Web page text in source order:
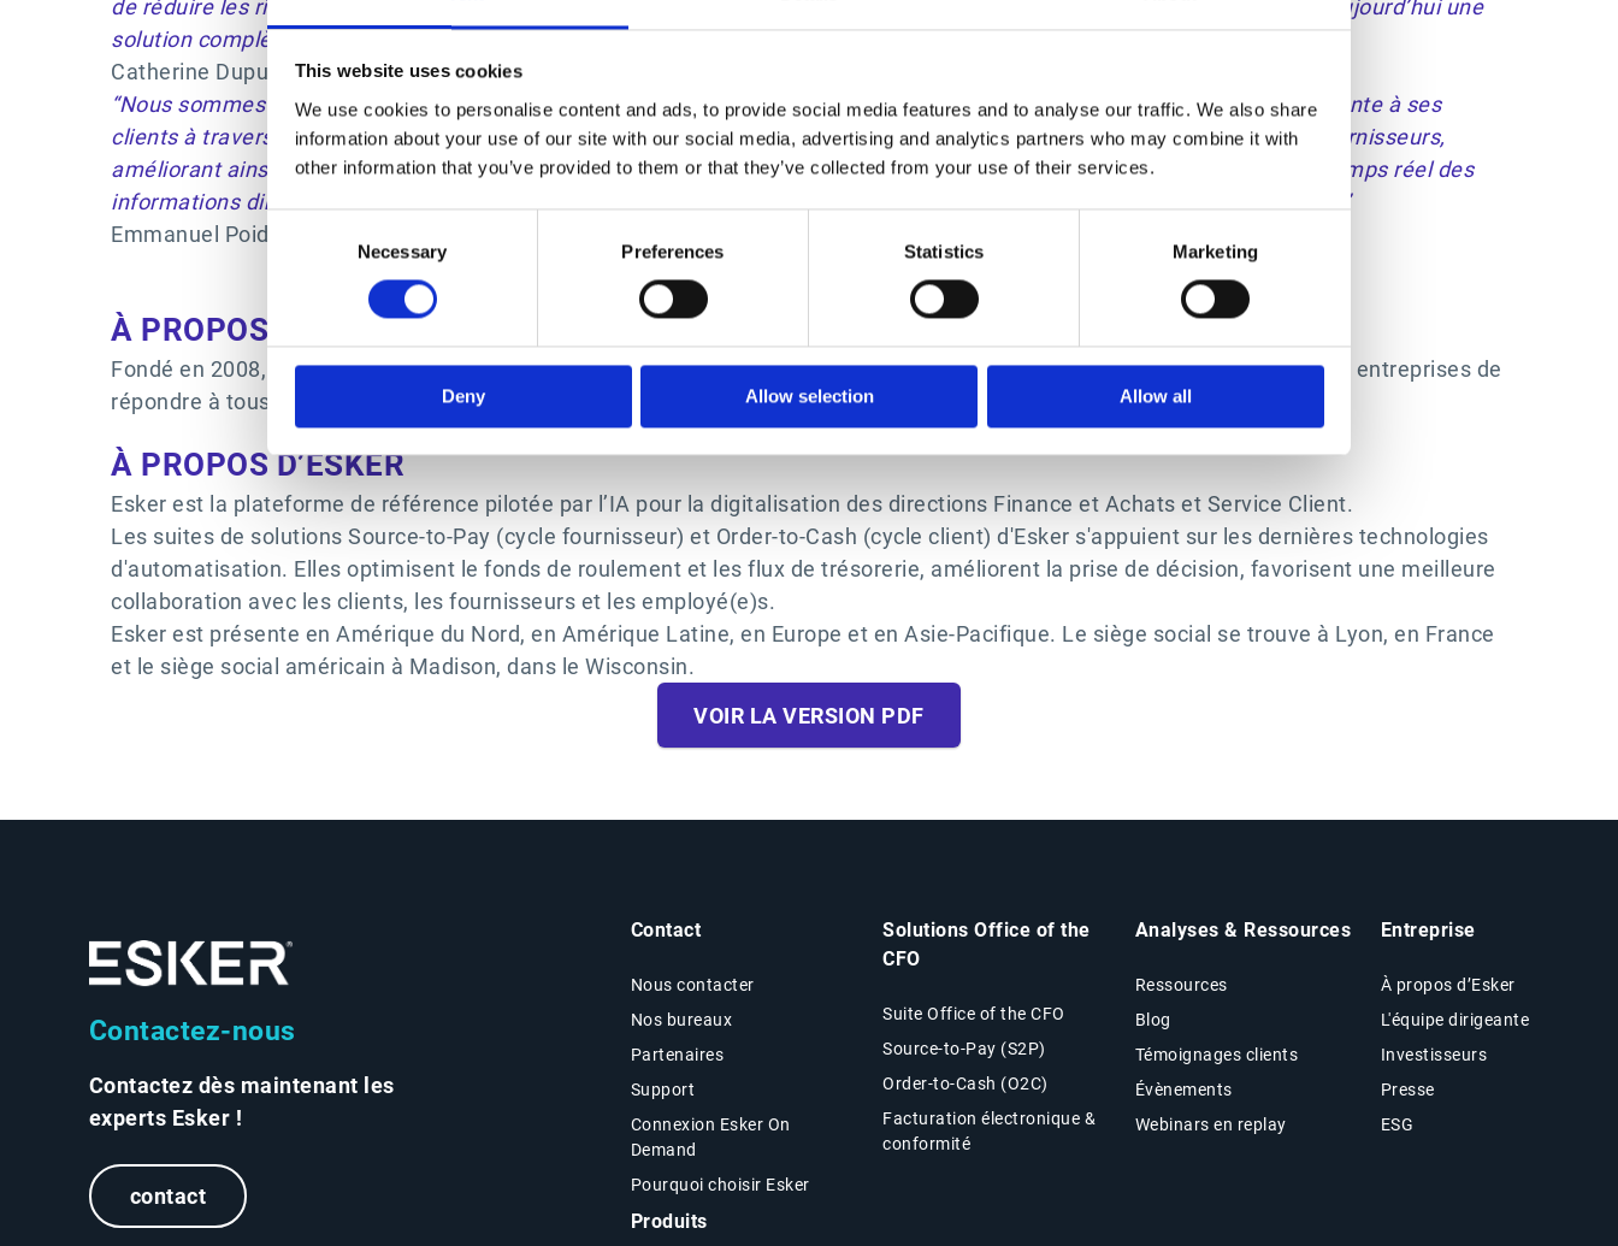
This website uses cookies
We use cookies to personalise content and ads, to provide social media features and to analyse our traffic. We also share
information about your use of our site with our social media, advertising and analytics partners who may combine it with
other information that you’ve provided to them or that they’ve collected from your use of their services.
Consent
Necessary Preferences Statistics Marketing
Deny Allow selection Allow all
de réduire les risques financiers, réputationnels et juridiques tout en garantissant une transparence totale. Nous offrons aujourd’hui une
solution complète pour couvrir tous les aspects de la conformité.”
Catherine Dupuy-Holdich, Cheffe de produit chez Esker.
“Nous sommes ravis de la confiance qu'Esker accorde aux solutions e-Attestations afin de proposer une expérience innovante à ses
clients à travers le monde. Cette intégration permet aux utilisateurs d'Esker d’optimiser la gestion de la conformité des fournisseurs,
améliorant ainsi la gestion des relations commerciales au niveau global. L'API e-Attestations garantit une mise à jour en temps réel des
informations directement dans les outils métiers d’Esker, sans perturber l'expérience quotidienne, quel que soit le marché.”
Emmanuel Poidevin, Président et Fondateur d'e-Attestations.
À PROPOS D’E-ATTESTATIONS
Fondé en 2008, e-Attestations.com est un éditeur français de logiciels de gestion des risques tiers (TPRM), permettant aux entreprises de
répondre à tous les risques et problèmes critiques liés à la gestion et au pilotage des fournisseurs.
À PROPOS D’ESKER
Esker est la plateforme de référence pilotée par l’IA pour la digitalisation des directions Finance et Achats et Service Client.
Les suites de solutions Source-to-Pay (cycle fournisseur) et Order-to-Cash (cycle client) d'Esker s'appuient sur les dernières technologies
d'automatisation. Elles optimisent le fonds de roulement et les flux de trésorerie, améliorent la prise de décision, favorisent une meilleure
collaboration avec les clients, les fournisseurs et les employé(e)s.
Esker est présente en Amérique du Nord, en Amérique Latine, en Europe et en Asie-Pacifique. Le siège social se trouve à Lyon, en France
et le siège social américain à Madison, dans le Wisconsin.
VOIR LA VERSION PDF
Contactez-nous
Contactez dès maintenant les
experts Esker !
contact
Contact
Nous contacter
Nos bureaux
Partenaires
Support
Connexion Esker On
Demand
Pourquoi choisir Esker
Solutions Office of the
CFO
Suite Office of the CFO
Source-to-Pay (S2P)
Order-to-Cash (O2C)
Facturation électronique &
conformité
Analyses & Ressources
Ressources
Blog
Témoignages clients
Évènements
Webinars en replay
Entreprise
À propos d’Esker
L'équipe dirigeante
Investisseurs
Presse
ESG
Produits